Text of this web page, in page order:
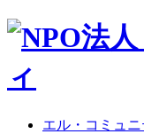
エル・コミュ